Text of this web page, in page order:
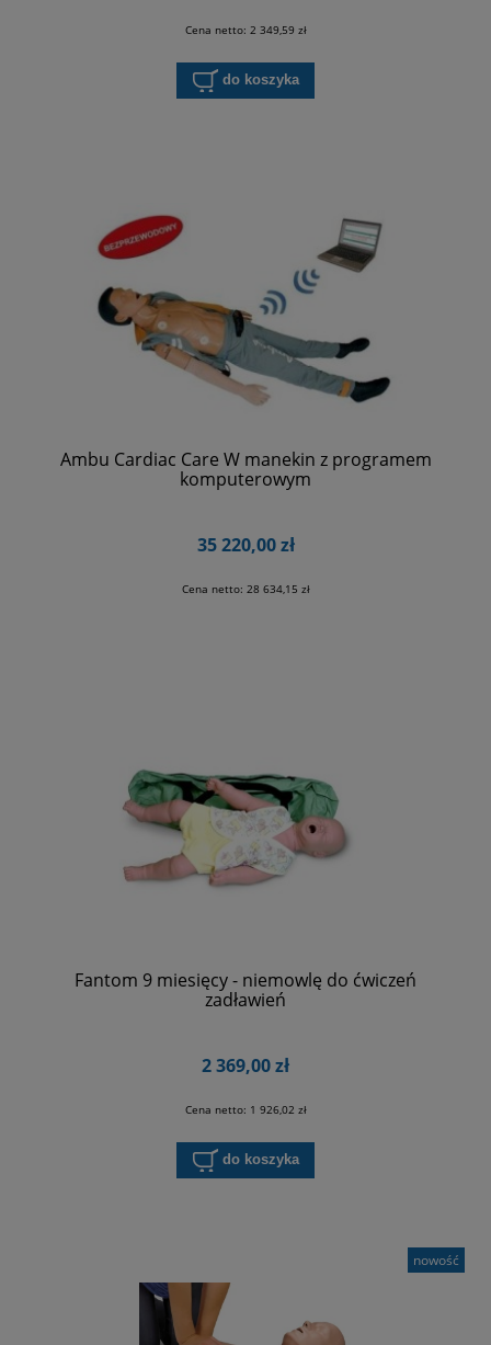
Cena netto: 2 349,59 zł
do koszyka
Ambu Cardiac Care W manekin z programem
komputerowym
35 220,00 zł
Cena netto: 28 634,15 zł
Fantom 9 miesięcy - niemowlę do ćwiczeń
zadławień
2 369,00 zł
Cena netto: 1 926,02 zł
do koszyka
nowość